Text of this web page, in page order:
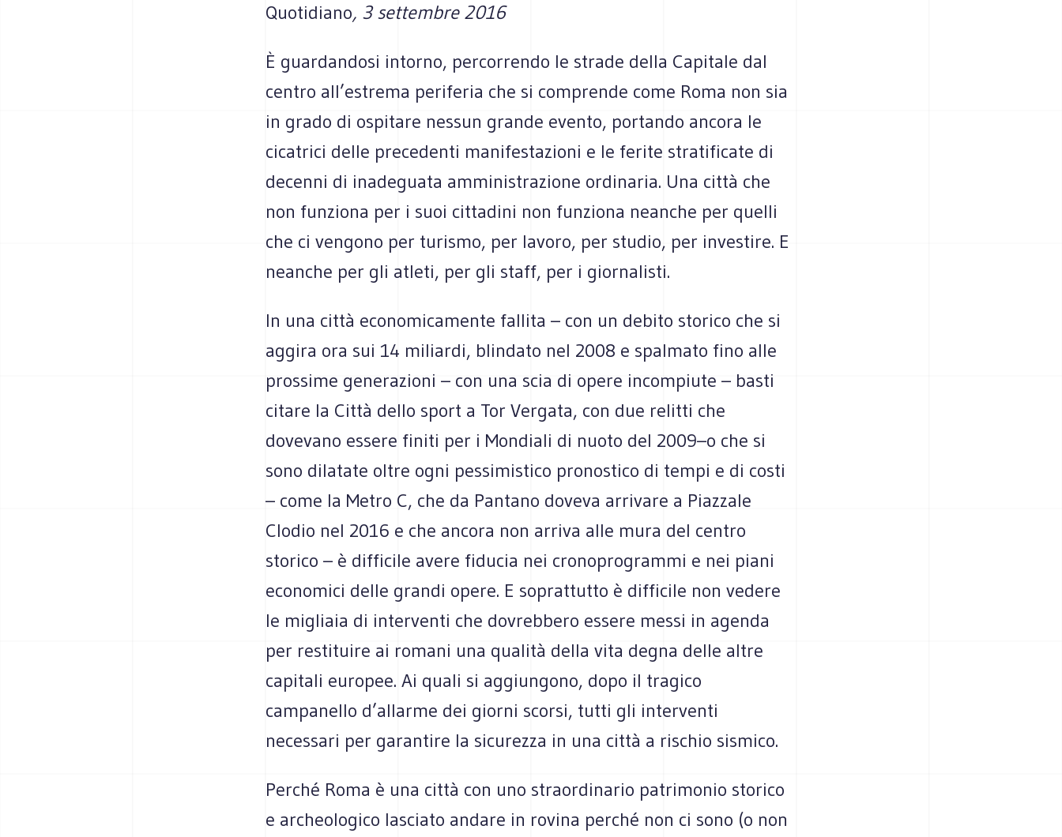
Quotidiano, 3 settembre 2016
È guardandosi intorno, percorrendo le strade della Capitale dal
centro all’estrema periferia che si comprende come Roma non sia
in grado di ospitare nessun grande evento, portando ancora le
cicatrici delle precedenti manifestazioni e le ferite stratificate di
decenni di inadeguata amministrazione ordinaria. Una città che
non funziona per i suoi cittadini non funziona neanche per quelli
che ci vengono per turismo, per lavoro, per studio, per investire. E
neanche per gli atleti, per gli staff, per i giornalisti.
In una città economicamente fallita – con un debito storico che si
aggira ora sui 14 miliardi, blindato nel 2008 e spalmato fino alle
prossime generazioni – con una scia di opere incompiute – basti
citare la Città dello sport a Tor Vergata, con due relitti che
dovevano essere finiti per i Mondiali di nuoto del 2009–o che si
sono dilatate oltre ogni pessimistico pronostico di tempi e di costi
– come la Metro C, che da Pantano doveva arrivare a Piazzale
Clodio nel 2016 e che ancora non arriva alle mura del centro
storico – è difficile avere fiducia nei cronoprogrammi e nei piani
economici delle grandi opere. E soprattutto è difficile non vedere
le migliaia di interventi che dovrebbero essere messi in agenda
per restituire ai romani una qualità della vita degna delle altre
capitali europee. Ai quali si aggiungono, dopo il tragico
campanello d’allarme dei giorni scorsi, tutti gli interventi
necessari per garantire la sicurezza in una città a rischio sismico.
Perché Roma è una città con uno straordinario patrimonio storico
e archeologico lasciato andare in rovina perché non ci sono (o non